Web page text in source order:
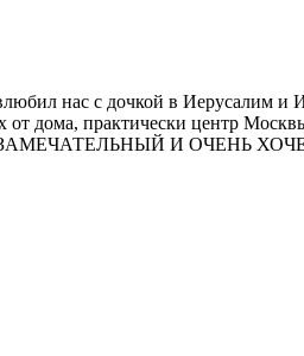
с дочкой в Иерусалим и
от дома, практически центр
ТЫ ЗАМЕЧАТЕЛЬНЫЙ И